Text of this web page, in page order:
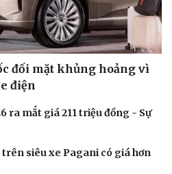
Giải trí
Nghệ sĩ
Sao Việt
đối mặt khủng hoảng vì
điện
ra mắt giá 211 triệu đồng - Sự
siêu xe Pagani có giá hơn